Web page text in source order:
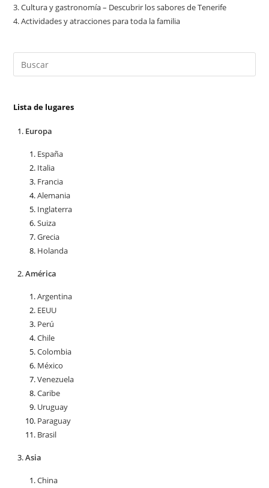
3.Cultura y gastronomía – Descubrir los sabores de Tenerife
4.Actividades y atracciones para toda la familia
Lista de lugares
Europa
España
Italia
Francia
Alemania
Inglaterra
Suiza
Grecia
Holanda
América
Argentina
EEUU
Perú
Chile
Colombia
México
Venezuela
Caribe
Uruguay
Paraguay
Brasil
Asia
China